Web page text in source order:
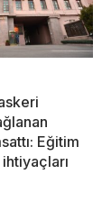
Eğitim